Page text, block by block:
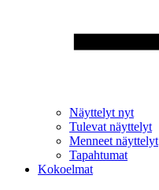
Näyttelyt nyt
Tulevat näyttelyt
Menneet näyttelyt
Tapahtumat
Kokoelmat